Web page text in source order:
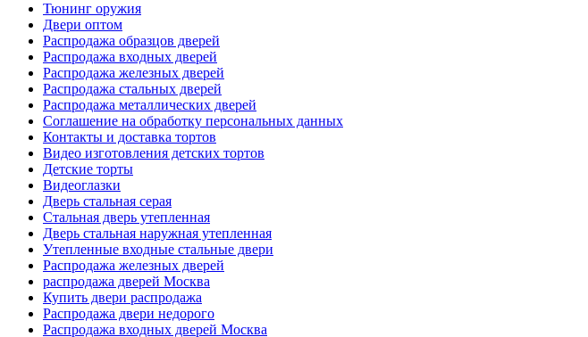
Тюнинг оружия
Двери оптом
Распродажа образцов дверей
Распродажа входных дверей
Распродажа железных дверей
Распродажа стальных дверей
Распродажа металлических дверей
Соглашение на обработку персональных данных
Контакты и доставка тортов
Видео изготовления детских тортов
Детские торты
Видеоглазки
Дверь стальная серая
Стальная дверь утепленная
Дверь стальная наружная утепленная
Утепленные входные стальные двери
Распродажа железных дверей
распродажа дверей Москва
Купить двери распродажа
Распродажа двери недорого
Распродажа входных дверей Москва